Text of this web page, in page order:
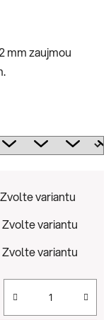
mm zaujmou
Zvolte variantu
Zvolte variantu
Zvolte variantu